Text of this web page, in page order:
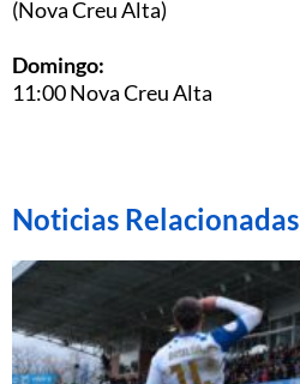
(Nova Creu Alta)
Domingo:
11:00 Nova Creu Alta
Noticias Relacionadas